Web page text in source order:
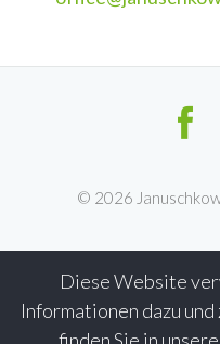
Diese Website
Informationen dazu
© 2026